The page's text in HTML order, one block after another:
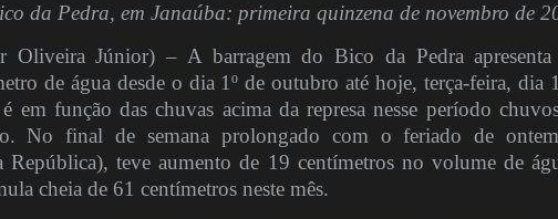
da Pedra, em Janaúba: primeira quinzena de novembro de
Oliveira Júnior) – A barragem do Bico da Pedra apresenta
de água desde o dia 1º de outubro até hoje, terça-feira, dia
em função das chuvas acima da represa nesse período
No final de semana prolongado com o feriado de
República), teve aumento de 19 centímetros no volume de
cheia de 61 centímetros neste mês.